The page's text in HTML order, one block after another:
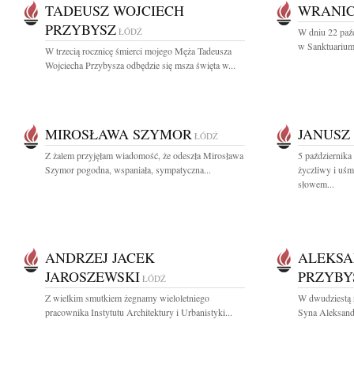
TADEUSZ WOJCIECH
PRZYBYSZ ŁÓDŹ
W trzecią rocznicę śmierci mojego Męża Tadeusza
Wojciecha Przybysza odbędzie się msza święta w...
W dniu 22
w
MIROSŁAWA SZYMOR ŁÓDŹ
Z żalem przyjęłam wiadomość, że odeszła Mirosława
Szymor pogodna, wspaniała, sympatyczna...
5
życzliwy i
słowem...
ANDRZEJ JACEK
JAROSZEWSKI ŁÓDŹ
Z wielkim smutkiem żegnamy wieloletniego
pracownika Instytutu Architektury i Urbanistyki...
W dwudziestą
Syna